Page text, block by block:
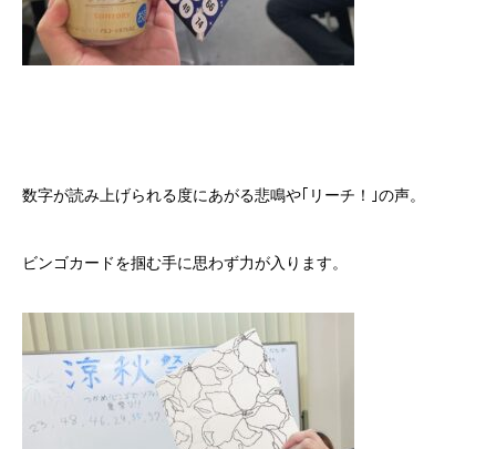
数字が読み上げられる度にあがる悲鳴や｢リーチ！｣の声。
ビンゴカードを掴む手に思わず力が入ります。